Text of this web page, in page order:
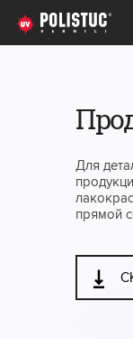
Для
прямой